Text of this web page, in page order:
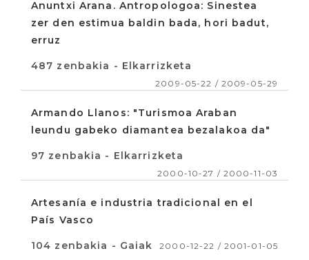
Anuntxi Arana. Antropologoa: Sinestea
zer den estimua baldin bada, hori badut,
erruz
487 zenbakia - Elkarrizketa
2009-05-22 / 2009-05-29
Armando Llanos: "Turismoa Araban
leundu gabeko diamantea bezalakoa da"
97 zenbakia - Elkarrizketa
2000-10-27 / 2000-11-03
Artesanía e industria tradicional en el
País Vasco
104 zenbakia - Gaiak 2000-12-22 / 2001-01-05